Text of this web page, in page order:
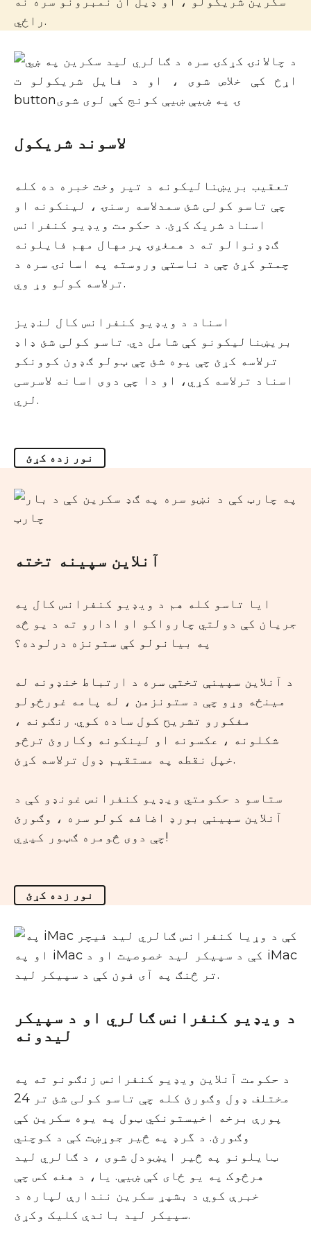
راځي.
لاسوند شریکول
تعقیب بریښنالیکونه د تیر وخت خبره ده کله
چې تاسو کولی شئ سمدلاسه رسنۍ ، لینکونه او
اسناد شریک کړئ. د حکومت ویډیو کنفرانس
ګډونوالو ته د همغږۍ پرمهال مهم فایلونه
چمتو کړئ چې د ناستې وروسته په اسانۍ سره د
ترلاسه کولو وړ وي.
اسناد د ویډیو کنفرانس کال لنډیز
بریښنالیکونو کې شامل دي. تاسو کولی شئ ډاډ
ترلاسه کړئ چې پوه شئ چې ټولو ګډون کوونکو
اسناد ترلاسه کړي، او دا چې دوی اسانه لاسرسی
لري.
نور زده کړئ
آنلاین سپینه تخته
ایا تاسو کله هم د ویډیو کنفرانس کال په
جریان کې دولتي چارواکو او ادارو ته د یو څه
په بیانولو کې ستونزه درلوده؟
د آنلاین سپینې تختې سره د ارتباط خنډونه له
مینځه وړو چې د ستونزمن ، له پامه غورځولو
مفکورو تشریح کول ساده کوي. رنګونه ،
شکلونه ، عکسونه او لینکونه وکاروئ ترڅو
خپل نقطه په مستقیم ډول ترلاسه کړئ.
ستاسو د حکومتي ویډیو کنفرانس غونډو کې د
آنلاین سپینې بورډ اضافه کولو سره ، وګورئ
چې دوی څومره ګټور کیږي!
نور زده کړئ
د ویډیو کنفرانس ګالري او د سپیکر
لیدونه
د حکومت آنلاین ویډیو کنفرانس زنګونو ته په
مختلف ډول وګورئ کله چې تاسو کولی شئ تر 24
پورې برخه اخیستونکي ټول په یوه سکرین کې
وګورئ. د گرډ په څیر جوړښت کې د کوچني
ټایلونو په څیر ایښودل شوی ، د ګالري لید
هرڅوک په یو ځای کې ښیې. یا، د هغه کس چې
خبرې کوي د بشپړ سکرین نندارې لپاره د
سپیکر لید باندې کلیک وکړئ.